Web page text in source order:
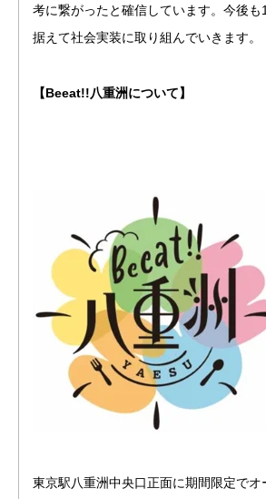
考に繋がったと確信しています。今後も
据えて社会実装に取り組んでいきます。
【Beeat!!八重洲について】
東京駅八重洲中央口正面に期間限定でオ